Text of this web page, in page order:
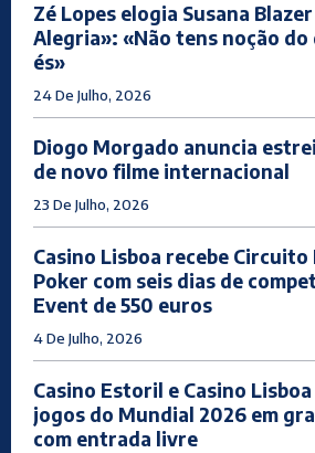
Zé Lopes elogia Susana
Alegria»: «Não tens noção
és»
24 De Julho, 2026
Diogo Morgado anuncia
de novo filme internacional
23 De Julho, 2026
Casino Lisboa recebe Circuito
Poker com seis dias de
Event de 550 euros
4 De Julho, 2026
Casino Estoril e Casino
jogos do Mundial 2026 em
com entrada livre